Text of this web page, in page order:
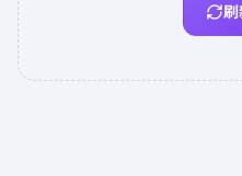
刷